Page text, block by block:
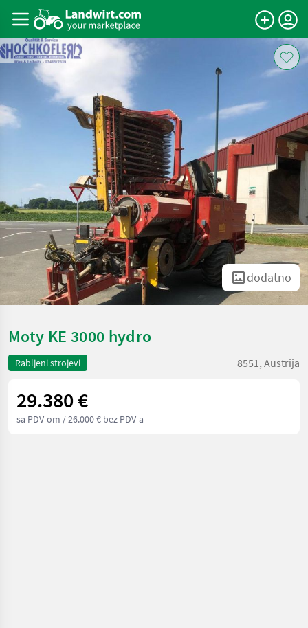
dodatno
Moty KE 3000 hydro
Rabljeni strojevi 8551, Austrija
29.380 €
sa PDV-om / 26.000 € bez PDV-a